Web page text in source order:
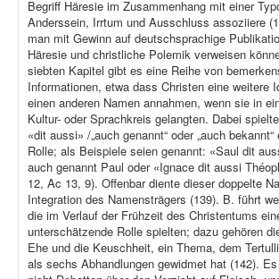
Begriff Häresie im Zusammenhang mit einer
Anderssein, Irrtum und Ausschluss assoziiere
man mit Gewinn auf deutschsprachige
Häresie und christliche Polemik verweisen
siebten Kapitel gibt es eine Reihe von
Informationen, etwa dass Christen eine weitere
einen anderen Namen annahmen, wenn sie in
Kultur- oder Sprachkreis gelangten. Dabei
«dit aussi» /„auch genannt“ oder „auch
Rolle; als Beispiele seien genannt: «Saul dit
auch genannt Paul oder «Ignace dit aussi
12, Ac 13, 9). Offenbar diente dieser doppelte
Integration des Namensträgers (139). B. führt
die im Verlauf der Frühzeit des Christentums
unterschätzende Rolle spielten; dazu gehören
Ehe und die Keuschheit, ein Thema, dem
als sechs Abhandlungen gewidmet hat (142).